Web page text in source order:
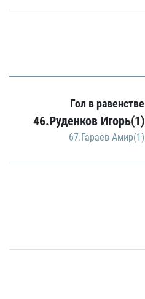
Гол в равенстве
46.Руденков Игорь(1)
67.Гараев Амир(1)